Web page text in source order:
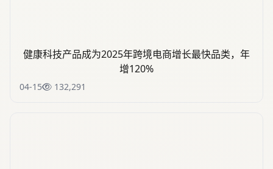
健康科技产品成为2025年跨境电商增长最快品类，年
增120%
04-15 132,291